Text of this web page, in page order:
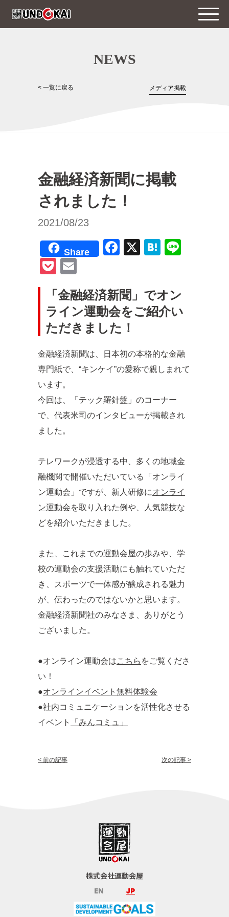
NEWS
< 一覧に戻る メディア掲載
金融経済新聞に掲載
されました！
2021/08/23
Share
F
e
b
o
o
k
X
H
n
a
P
ck
et
ail
「金融経済新聞」でオン
ライン運動会をご紹介い
ただきました！
金融経済新聞は、日本初の本格的な金融
専門紙で、“キンケイ”の愛称で親しまれて
います。
今回は、「テック羅針盤」のコーナー
で、代表米司のインタビューが掲載され
ました。
テレワークが浸透する中、多くの地域金
融機関で開催いただいている「オンライ
ン運動会」ですが、新人研修にオンライ
ン運動会を取り入れた例や、人気競技な
どを紹介いただきました。
また、これまでの運動会屋の歩みや、学
校の運動会の支援活動にも触れていただ
き、スポーツで一体感が醸成される魅力
が、伝わったのではないかと思います。
金融経済新聞社のみなさま、ありがとう
ございました。
●オンライン運動会はこちら をご覧くださ
い！
●オンラインイベント無料体験会
●社内コミュニケーションを活性化させる
イベント
「みんコミュ」
< 前の記事 次の記事 >
株式会社運動会屋
EN
JP